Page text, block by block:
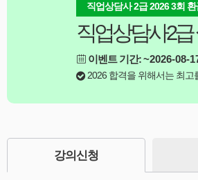
직업상담사 2급 2026 3회
직업상담사2급
이벤트 기간:~2026-08-
2026 합격을 위해서는 최고
강의신청